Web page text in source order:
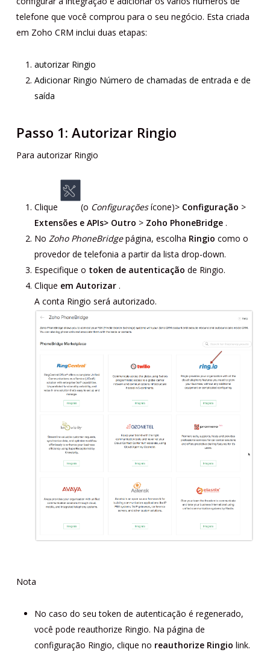
telefone que você comprou para o seu negócio. Esta criada
em Zoho CRM inclui duas etapas:
autorizar Ringio
Adicionar Ringio Número de chamadas de entrada e de
saída
Passo 1: Autorizar Ringio
Para autorizar Ringio
Clique (o Configuraçõesícone)> Configuração >
Extensões e APIs> Outro > Zoho PhoneBridge.
No Zoho PhoneBridgepágina, escolha Ringio como o
provedor de telefonia a partir da lista drop-down.
Especifique o token de autenticação de Ringio.
Clique em Autorizar.
A conta Ringio será autorizado.
Nota
No caso do seu token de autenticação é regenerado,
você pode reauthorize Ringio. Na página de
configuração Ringio, clique no reauthorize Ringio link.